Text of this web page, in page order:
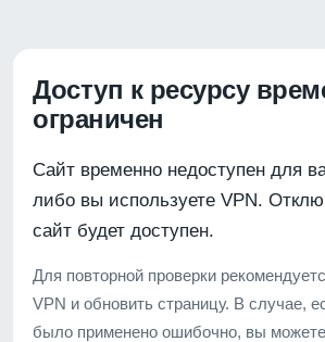
Доступ к ресурсу
ограничен
Сайт временно недоступен для
либо вы используете VPN.
сайт будет доступен.
Для повторной проверки
VPN и обновить страницу. В случае,
было применено ошибочно, вы